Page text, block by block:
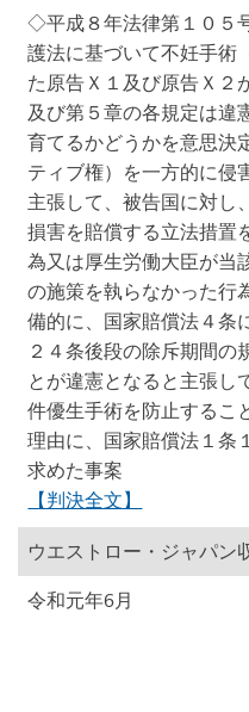
◇平成８年法律第１０５
護法に基づいて不妊手術
た原告Ｘ１及び原告Ｘ２
及び第５章の各規定は違
育てるかどうかを意思決
ティブ権）を一方的に侵
主張して、被告国に対し
損害を賠償する立法措置
為又は厚生労働大臣が当
の施策を執らなかった行
備的に、国家賠償法４条
２４条後段の除斥期間の
とが違憲となると主張し
件優生手術を防止するこ
理由に、国家賠償法１条
求めた事案
【判決全文】
ウエストロー・ジャパン
令和元年6月